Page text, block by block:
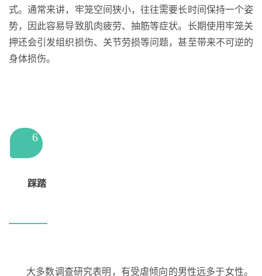
式。通常来讲，牢笼空间狭小，往往需要长时间保持一个姿
势，因此容易导致肌肉疲劳、抽筋等症状。长期使用牢笼关
押还会引发组织损伤、关节劳损等问题，甚至带来不可逆的
身体损伤。
6
踩踏
大多数调查研究表明，有受虐倾向的男性远多于女性。